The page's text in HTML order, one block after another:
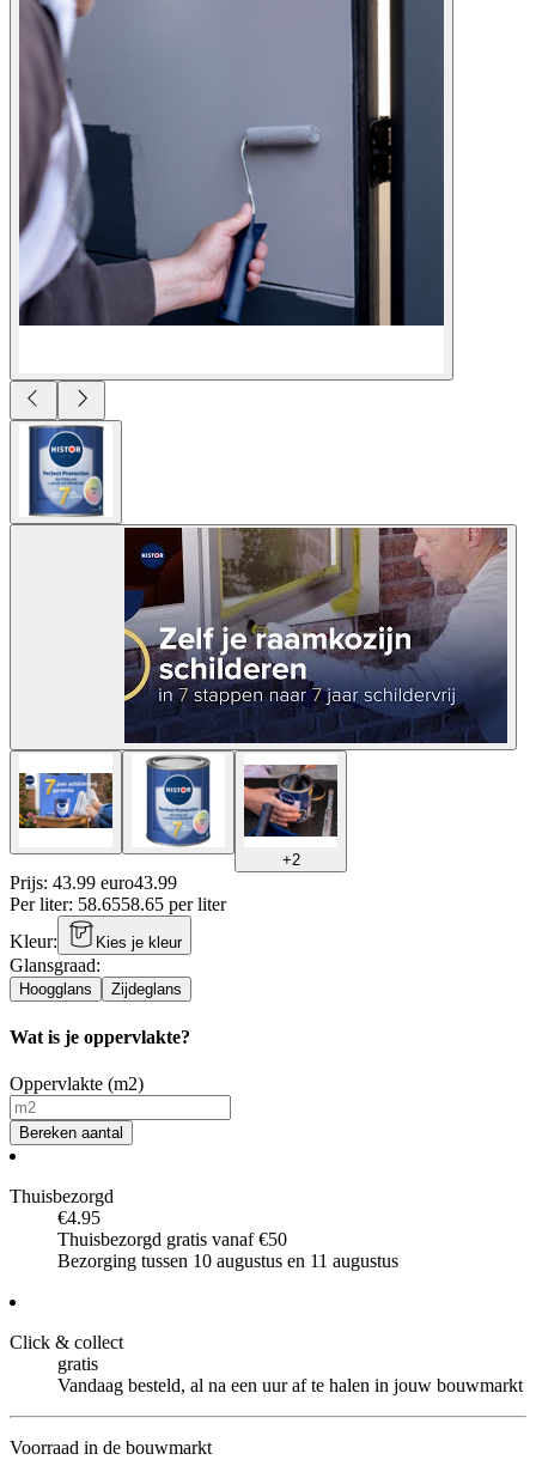
+2
Prijs: 43.99 euro43.99
Per liter: 58.6558.65 per liter
Kleur: Kies je kleur
Glansgraad:
Hoogglans Zijdeglans
Wat is je oppervlakte?
Oppervlakte (m2)
Bereken aantal
Thuisbezorgd
€4.95
Thuisbezorgd gratis vanaf €50
Bezorging tussen 10 augustus en 11 augustus
Click & collect
gratis
Vandaag besteld, al na een uur af te halen in jouw bouwmarkt
Voorraad in de bouwmarkt